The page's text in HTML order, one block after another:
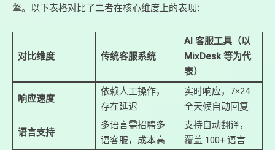
擎。以下表格对比了二者在核心维度上的表现：
对比维度 传统客服系统
AI 客服工具（以
MixDesk 等为代
表）
响应速度
依赖人工操作，
存在延迟
实时响应，7×24
全天候自动回复
语言支持
多语言需招聘多
语客服，成本高
支持自动翻译，
覆盖 100+ 语言